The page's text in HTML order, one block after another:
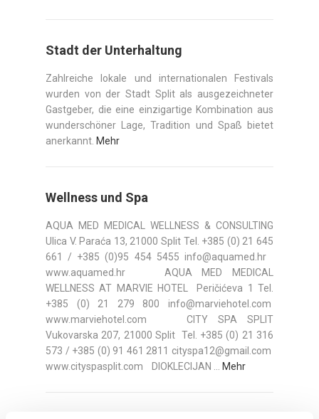
Stadt der Unterhaltung
Zahlreiche lokale und internationalen Festivals
wurden von der Stadt Split als ausgezeichneter
Gastgeber, die eine einzigartige Kombination aus
wunderschöner Lage, Tradition und Spaß bietet
anerkannt. Mehr
Wellness und Spa
AQUA MED MEDICAL WELLNESS & CONSULTING
Ulica V. Paraća 13, 21000 Split Tel. +385 (0) 21 645
661 / +385 (0)95 454 5455 info@aquamed.hr
www.aquamed.hr AQUA MED MEDICAL
WELLNESS AT MARVIE HOTEL Peričićeva 1 Tel.
+385 (0) 21 279 800 info@marviehotel.com
www.marviehotel.com CITY SPA SPLIT
Vukovarska 207, 21000 Split Tel. +385 (0) 21 316
573 / +385 (0) 91 461 2811 cityspa12@gmail.com
www.cityspasplit.com DIOKLECIJAN ...
Mehr